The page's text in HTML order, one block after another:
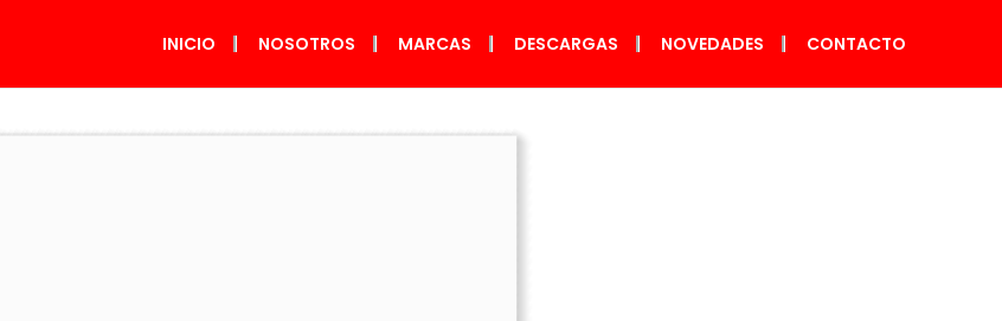
INICIO NOSOTROS MARCAS DESCARGAS NOVEDADES CONTACTO